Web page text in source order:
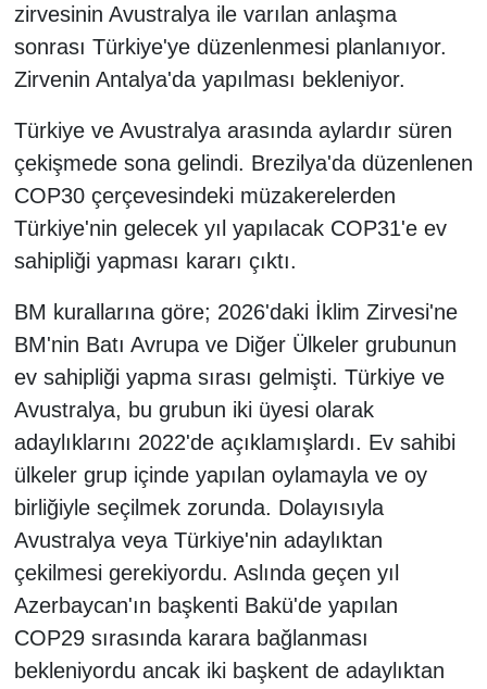
zirvesinin Avustralya ile varılan anlaşma
sonrası Türkiye'ye düzenlenmesi planlanıyor.
Zirvenin Antalya'da yapılması bekleniyor.
Türkiye ve Avustralya arasında aylardır süren
çekişmede sona gelindi. Brezilya'da düzenlenen
COP30 çerçevesindeki müzakerelerden
Türkiye'nin gelecek yıl yapılacak COP31'e ev
sahipliği yapması kararı çıktı.
BM kurallarına göre; 2026'daki İklim Zirvesi'ne
BM'nin Batı Avrupa ve Diğer Ülkeler grubunun
ev sahipliği yapma sırası gelmişti. Türkiye ve
Avustralya, bu grubun iki üyesi olarak
adaylıklarını 2022'de açıklamışlardı. Ev sahibi
ülkeler grup içinde yapılan oylamayla ve oy
birliğiyle seçilmek zorunda. Dolayısıyla
Avustralya veya Türkiye'nin adaylıktan
çekilmesi gerekiyordu. Aslında geçen yıl
Azerbaycan'ın başkenti Bakü'de yapılan
COP29 sırasında karara bağlanması
bekleniyordu ancak iki başkent de adaylıktan